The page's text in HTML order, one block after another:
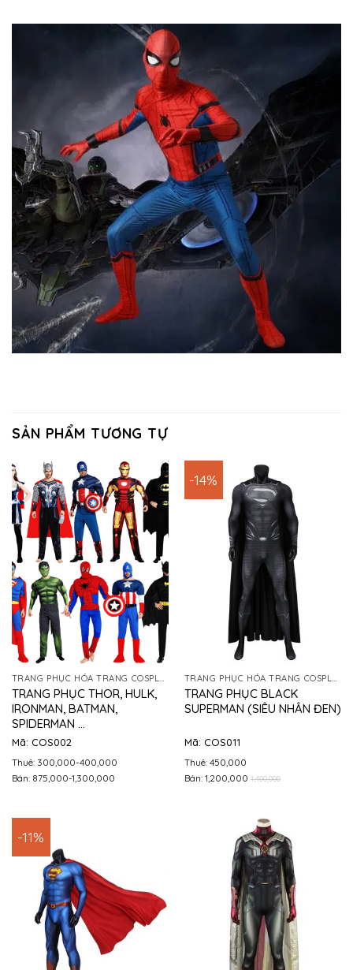
SẢN PHẨM TƯƠNG TỰ
TRANG PHỤC HÓA TRANG COSPLAY
TRANG PHỤC THOR, HULK,
IRONMAN, BATMAN,
SPIDERMAN …
Mã: COS002
Thuê: 300,000-400,000
Bán: 875,000-1,300,000
-14%
TRANG PHỤC HÓA TRANG COSPLAY
TRANG PHỤC BLACK
SUPERMAN (SIÊU NHÂN ĐEN)
Mã: COS011
Thuê: 450,000
Bán: 1,200,000 1,400,000
-11%